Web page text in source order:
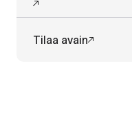
Tilaa avain